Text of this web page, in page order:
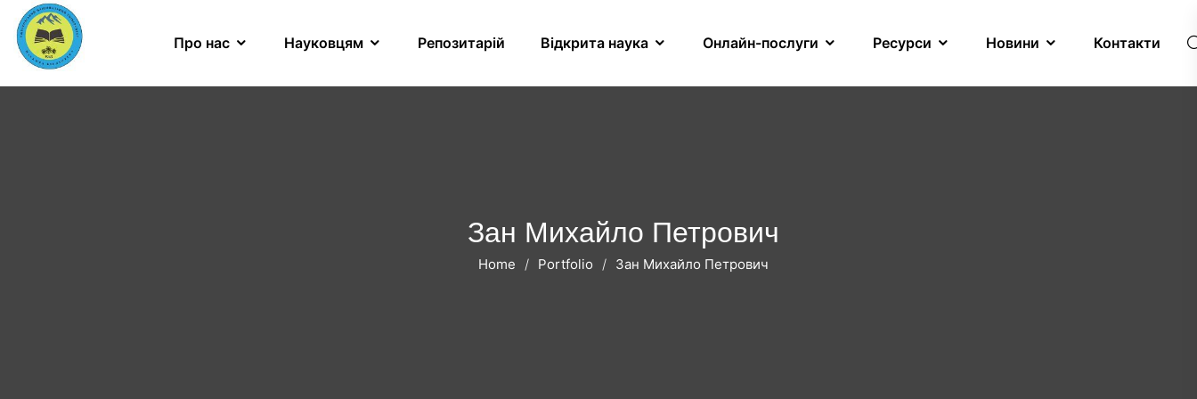
Про нас Науковцям Репозитарій Відкрита наука Онлайн-послуги Ресурси Новини Контакти
Зан Михайло Петрович
Home Portfolio Зан Михайло Петрович